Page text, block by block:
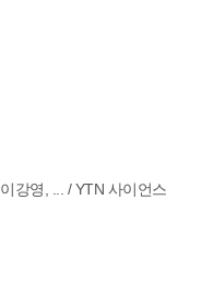
강영, ... / YTN 사이언스